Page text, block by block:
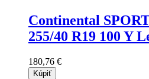
Continental
255/40 R19 100 Y
180,76 €
Kúpiť